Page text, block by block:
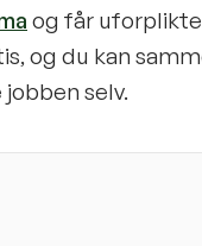
og får
og du kan
selv.